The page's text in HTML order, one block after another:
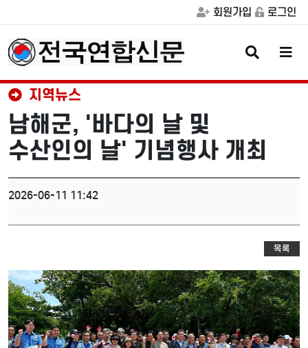
회원가입 로그인
검
색
버
메
버
지역뉴스
남해군, '바다의 날 및
수산인의 날' 기념행사 개최
2026-06-11 11:42
목록